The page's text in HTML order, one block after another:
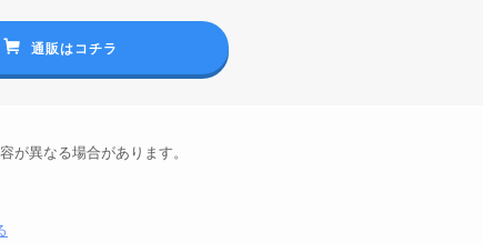
通販はコチラ
が異なる場合があります。